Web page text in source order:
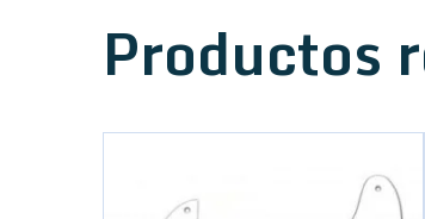
Productos